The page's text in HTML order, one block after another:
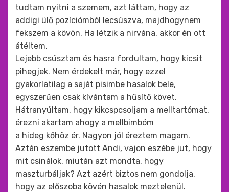
tudtam nyitni a szemem, azt láttam, hogy az
addigi ülő pozíciómból lecsúszva, majdhogynem
fekszem a kövön. Ha létzik a nirvána, akkor én ott
átéltem.
Lejebb csúsztam és hasra fordultam, hogy kicsit
pihegjek. Nem érdekelt már, hogy ezzel
gyakorlatilag a saját pisimbe hasalok bele,
egyszerűen csak kívántam a hűsítő követ.
Hátranyúltam, hogy kikcspcsoljam a melltartómat,
érezni akartam ahogy a mellbimbóm
a hideg kőhöz ér. Nagyon jól éreztem magam.
Aztán eszembe jutott Andi, vajon eszébe jut, hogy
mit csinálok, miután azt mondta, hogy
maszturbáljak? Azt azért biztos nem gondolja,
hogy az előszoba kövén hasalok meztelenül.